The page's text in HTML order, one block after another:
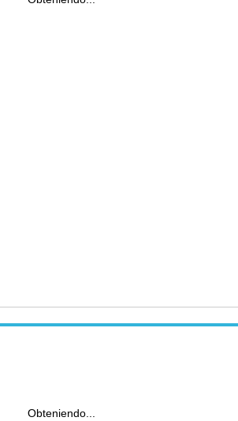
Obteniendo...